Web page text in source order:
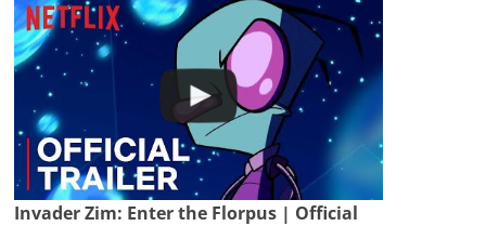
Invader Zim: Enter the Florpus | Official